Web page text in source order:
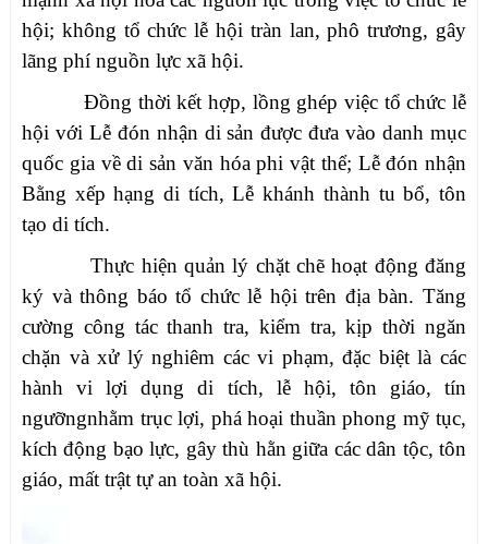
hội; không tổ chức lễ hội tràn lan, phô trương, gây
lãng phí nguồn lực xã hội.
Đồng thời kết hợp, lồng ghép việc tổ chức lễ
hội với Lễ đón nhận di sản được đưa vào danh mục
quốc gia về di sản văn hóa phi vật thể; Lễ đón nhận
Bằng xếp hạng di tích, Lễ khánh thành tu bổ, tôn
tạo di tích.
Thực hiện quản lý chặt chẽ hoạt động đăng
ký và thông báo tổ chức lễ hội trên địa bàn. Tăng
cường công tác thanh tra, kiểm tra, kịp thời ngăn
chặn và xử lý nghiêm các vi phạm, đặc biệt là các
hành vi lợi dụng di tích, lễ hội, tôn giáo, tín
ngưỡngnhằm trục lợi, phá hoại thuần phong mỹ tục,
kích động bạo lực, gây thù hằn giữa các dân tộc, tôn
giáo, mất trật tự an toàn xã hội.